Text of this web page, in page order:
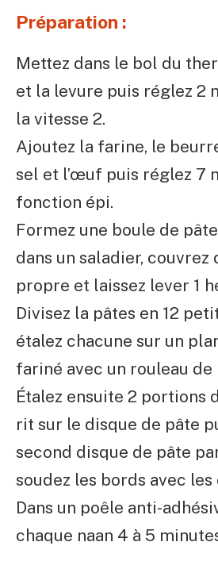
Préparation :
Mettez dans le bol du
et la levure puis réglez 2
la vitesse 2.
Ajoutez la farine, le
sel et l’œuf puis réglez 7
fonction épi.
Formez une boule de
dans un saladier, couvrez
propre et laissez lever 1
Divisez la pâtes en 12
étalez chacune sur un
fariné avec un rouleau de
Étalez ensuite 2 portions
rit sur le disque de pâte
second disque de pâte
soudez les bords avec les
Dans un poêle anti-
chaque naan 4 à 5